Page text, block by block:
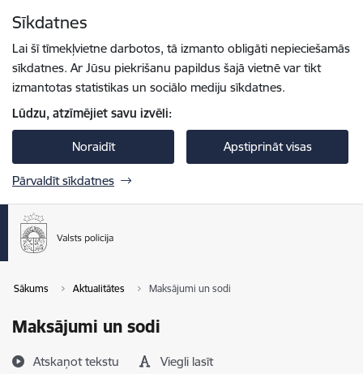
Sīkdatnes
Lai šī tīmekļvietne darbotos, tā izmanto obligāti nepieciešamās
sīkdatnes. Ar Jūsu piekrišanu papildus šajā vietnē var tikt
izmantotas statistikas un sociālo mediju sīkdatnes.
Lūdzu, atzīmējiet savu izvēli:
Noraidīt Apstiprināt visas
Pārvaldīt sīkdatnes
Sākums Aktualitātes Maksājumi un sodi
Maksājumi un sodi
Atskaņot tekstu Viegli lasīt